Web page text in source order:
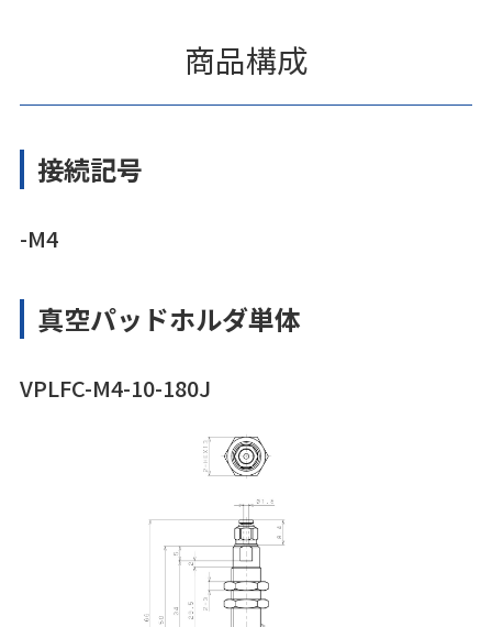
商品構成
接続記号
-M4
真空パッドホルダ単体
VPLFC-M4-10-180J